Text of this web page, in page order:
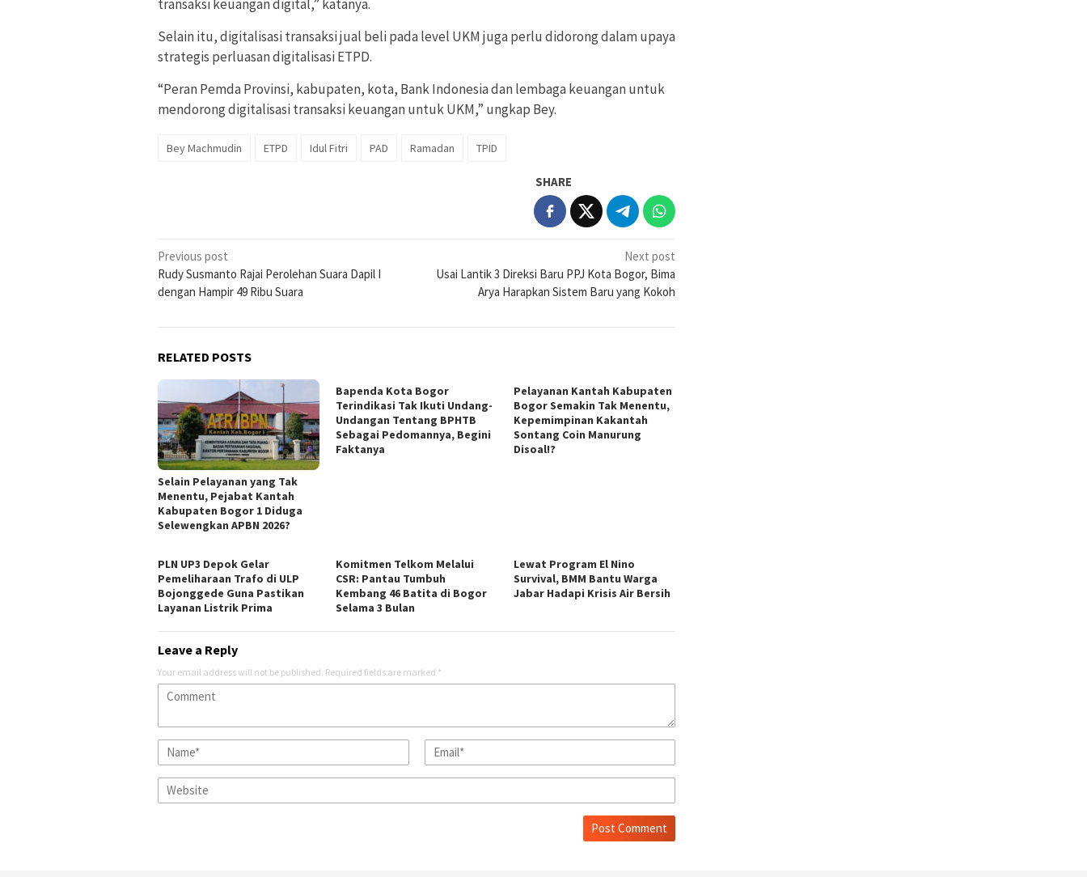
transaksi keuangan digital,” katanya.
Selain itu, digitalisasi transaksi jual beli pada level UKM juga perlu didorong dalam upaya
strategis perluasan digitalisasi ETPD.
“Peran Pemda Provinsi, kabupaten, kota, Bank Indonesia dan lembaga keuangan untuk
mendorong digitalisasi transaksi keuangan untuk UKM,” ungkap Bey.
Bey Machmudin ETPD Idul Fitri PAD Ramadan TPID
SHARE
Post
navigation
Previous post
Rudy Susmanto Rajai Perolehan Suara Dapil I
dengan Hampir 49 Ribu Suara
Next post
Usai Lantik 3 Direksi Baru PPJ Kota Bogor, Bima
Arya Harapkan Sistem Baru yang Kokoh
RELATED POSTS
Selain Pelayanan yang Tak
Menentu, Pejabat Kantah
Kabupaten Bogor 1 Diduga
Selewengkan APBN 2026?
Bapenda Kota Bogor
Terindikasi Tak Ikuti Undang-
Undangan Tentang BPHTB
Sebagai Pedomannya, Begini
Faktanya
Pelayanan Kantah Kabupaten
Bogor Semakin Tak Menentu,
Kepemimpinan Kakantah
Sontang Coin Manurung
Disoal!?
PLN UP3 Depok Gelar
Pemeliharaan Trafo di ULP
Bojonggede Guna Pastikan
Layanan Listrik Prima
Komitmen Telkom Melalui
CSR: Pantau Tumbuh
Kembang 46 Batita di Bogor
Selama 3 Bulan
Lewat Program El Nino
Survival, BMM Bantu Warga
Jabar Hadapi Krisis Air Bersih
Leave a Reply
Your email address will not be published. Required fields are marked *